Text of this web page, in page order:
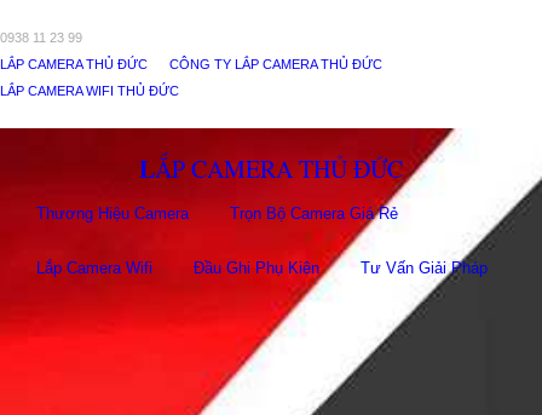
0938 11 23 99
LẮP CAMERA THỦ ĐỨC
CÔNG TY LẮP CAMERA THỦ ĐỨC
LẮP CAMERA WIFI THỦ ĐỨC
LẮP CAMERA THỦ ĐỨC
Thương Hiệu Camera Trọn Bộ Camera Giá Rẻ
Lắp Camera Wifi Đầu Ghi Phụ Kiên Tư Vấn Giải Pháp